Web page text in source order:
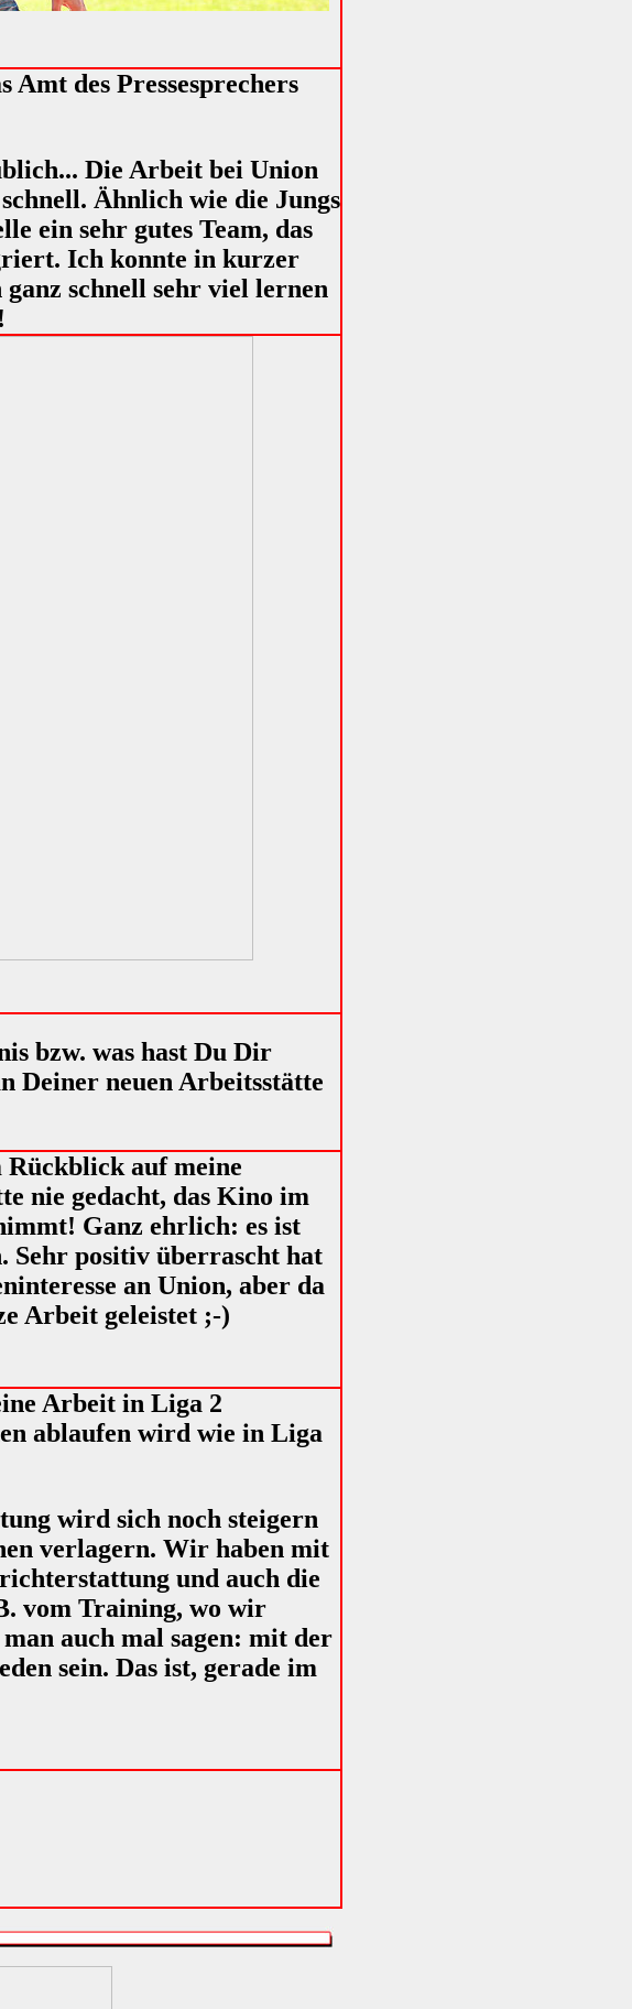
Amt des Pressesprechers
Die Arbeit bei Union
Ähnlich wie die Jungs
ein sehr gutes Team, das
Ich konnte in kurzer
schnell sehr viel lernen
bzw. was hast Du Dir
Deiner neuen Arbeitsstätte
Rückblick auf meine
nie gedacht, das Kino im
Ganz ehrlich: es ist
Sehr positiv überrascht hat
an Union, aber da
Arbeit geleistet ;-)
Arbeit in Liga 2
ablaufen wird wie in Liga
wird sich noch steigern
verlagern. Wir haben mit
und auch die
vom Training, wo wir
auch mal sagen: mit der
sein. Das ist, gerade im